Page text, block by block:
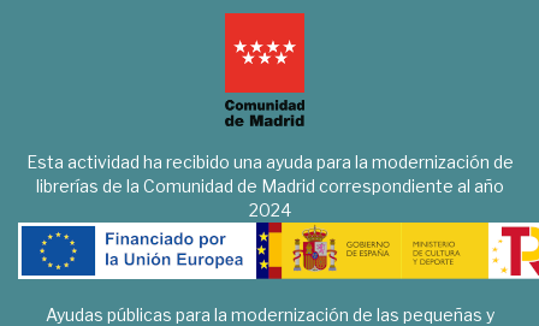
Esta actividad ha recibido una ayuda para la modernización de
librerías de la Comunidad de Madrid correspondiente al año
2024
Ayudas públicas para la modernización de las pequeñas y